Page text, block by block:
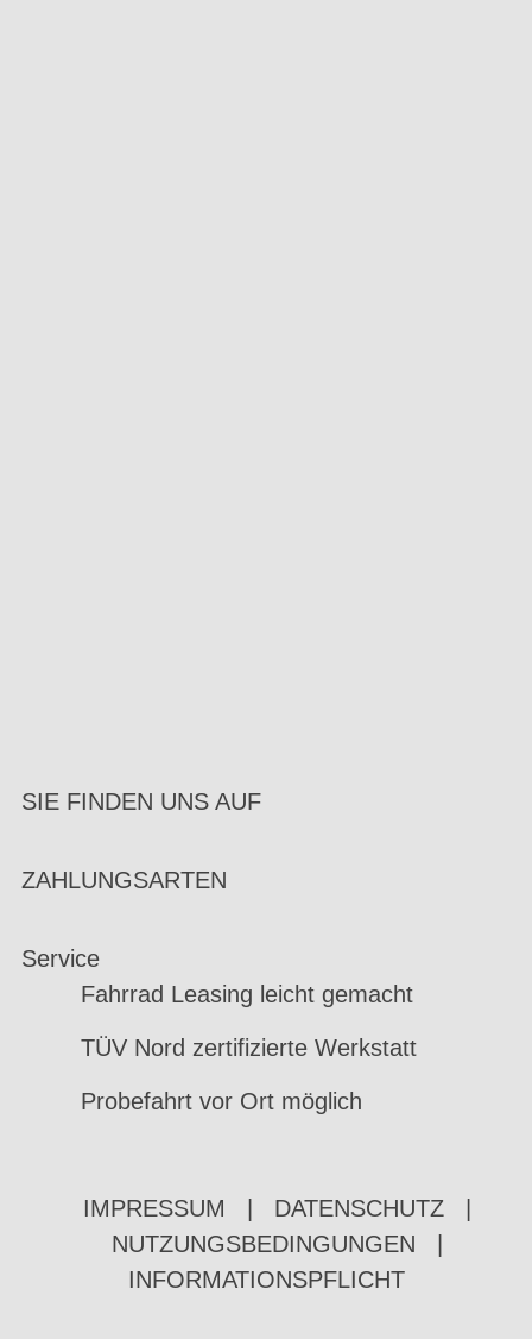
SIE FINDEN UNS AUF
ZAHLUNGSARTEN
Service
Fahrrad Leasing leicht gemacht
TÜV Nord zertifizierte Werkstatt
Probefahrt vor Ort möglich
IMPRESSUM DATENSCHUTZ
NUTZUNGSBEDINGUNGEN
INFORMATIONSPFLICHT